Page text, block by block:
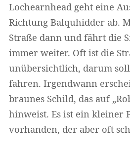
Lochearnhead geht eine
Richtung Balquhidder ab.
Straße dann und fährt die
immer weiter. Oft ist die
unübersichtlich, darum
fahren. Irgendwann
braunes Schild, das auf
hinweist. Es ist ein kleiner
vorhanden, der aber oft